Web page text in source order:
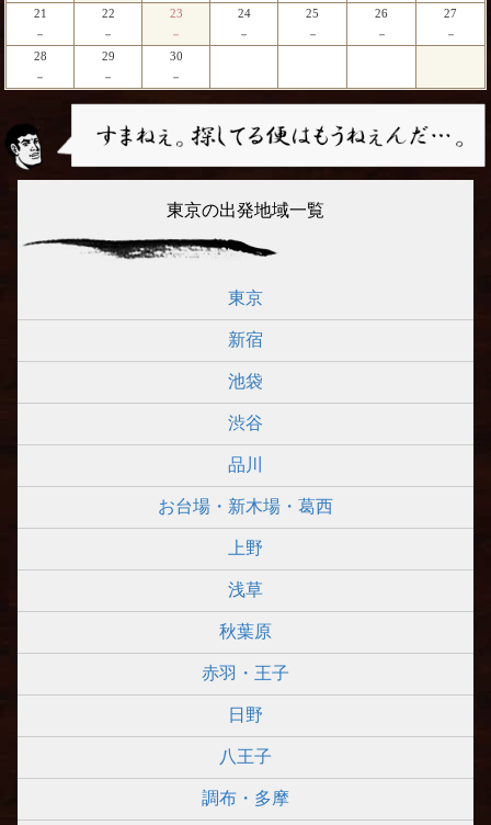
21
－
22
－
23
－
24
－
25
－
26
－
27
－
28
－
29
－
30
－
東京の出発地域一覧
東京
新宿
池袋
渋谷
品川
お台場・新木場・葛西
上野
浅草
秋葉原
赤羽・王子
日野
八王子
調布・多摩